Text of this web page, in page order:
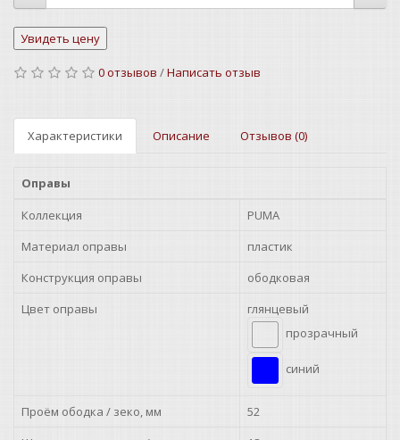
0 отзывов /Написать отзыв
Характеристики Описание Отзывов (0)
Оправы
Коллекция
PUMA
Материал оправы
пластик
Конструкция оправы
ободковая
Цвет оправы
глянцевый
прозрачный
синий
Проём ободка / зеко, мм
52